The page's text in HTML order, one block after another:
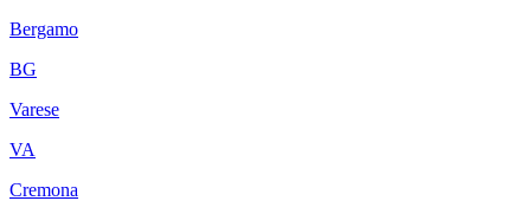
Bergamo
BG
Varese
VA
Cremona